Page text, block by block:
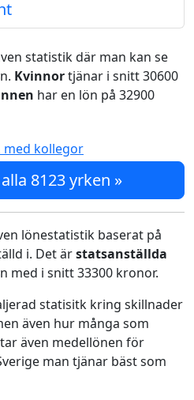
statistik där man kan se
Kvinnortjänar i snitt 30600
har en lön på 32900
8123 yrken »
lönestatistik baserat på
i. Det ärstatsanställda
med i snitt 33300 kronor.
statisitk kring skillnader
även hur många som
även medellönen för
man tjänar bäst som